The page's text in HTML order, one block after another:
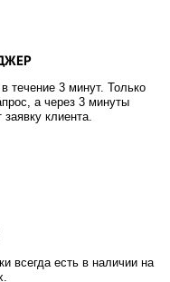
течение 3 минут. Только
а через 3 минуты
клиента.
всегда есть в наличии на